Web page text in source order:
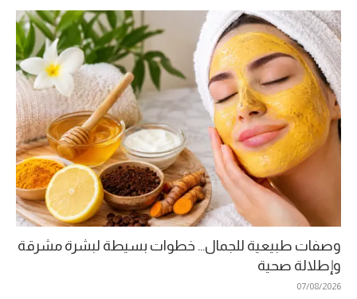
وصفات طبيعية للجمال… خطوات بسيطة لبشرة مشرقة
وإطلالة صحية
07/08/2026